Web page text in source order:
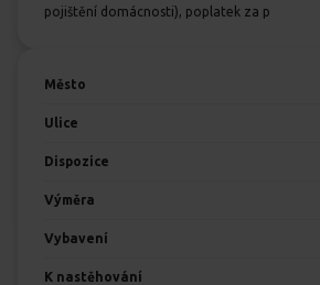
pojištění domácnosti), poplatek za p
Město
Ulice
Dispozice
Výměra
Vybavení
K nastěhování